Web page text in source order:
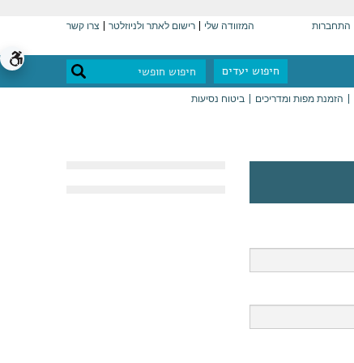
התחברות המזוודה שלי רישום לאתר ולניוזלטר צרו קשר
חיפוש יעדים
הזמנת מפות ומדריכים ביטוח נסיעות